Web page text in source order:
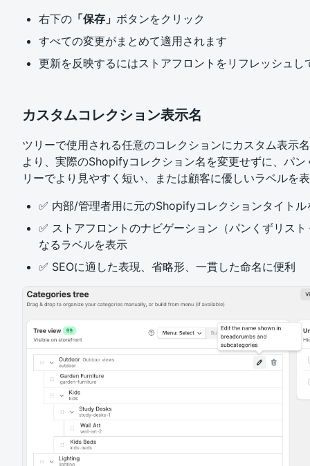
右下の 「保存」 ボタンをクリック
すべての変更がまとめて適用されます
更新を反映するにはストアフロントをリフレッシュし
カスタムコレクション表示名
ツリーで使用される任意のコレクションにカスタム表示
より、実際のShopifyコレクション名を変更せずに、パ
リーでより見やすく短い、または顧客に優しいラベルを
✅ 内部/管理者用に元のShopifyコレクションタイトル
✅ ストアフロントのナビゲーション（パンくずリス
なるラベルを表示
✅ SEOに適した表現、省略形、一貫した命名に便利